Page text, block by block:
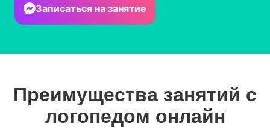
Записаться на занятие
Преимущества занятий с
логопедом онлайн